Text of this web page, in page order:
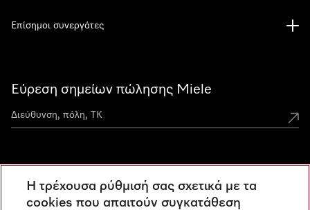
Εύρεση σημείων πώλησης Miele
Ανακαλύψτε τα Miele Experience Center
Επίσημοι συνεργάτες
Η τρέχουσα ρύθμισή σας σχετικά με τα
cookies που απαιτούν συγκατάθεση